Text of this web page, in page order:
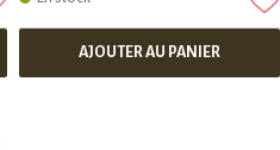
AJOUTER AU PANIER